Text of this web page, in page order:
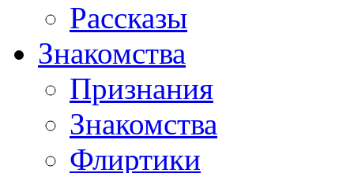
Рассказы
Знакомства
Признания
Знакомства
Флиртики